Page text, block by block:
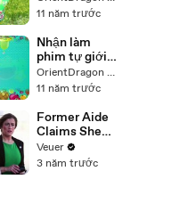
11 năm trước
Nhận làm
phim tự giới
thiệu doanh
nghiệp
OrientDragon Production
11 năm trước
Former Aide
Claims She
Was Asked to
Make a ‘Hit
Veuer
3 năm trước